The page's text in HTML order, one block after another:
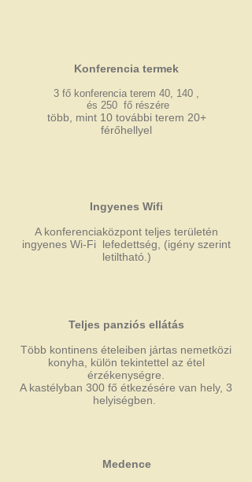
Konferencia termek
3 fő konferencia terem 40, 140 ,
és 250 fő részére
több, mint 10 további terem 20+
férőhellyel
Ingyenes Wifi
A konferenciaközpont teljes területén
ingyenes Wi-Fi lefedettség, (igény szerint
letiltható.)
Teljes panziós ellátás
Több kontinens ételeiben jártas nemetközi
konyha, külön tekintettel az étel
érzékenységre.
A kastélyban 300 fő étkezésére van hely, 3
helyiségben.
Medence